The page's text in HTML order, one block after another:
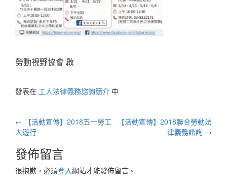
勞動視野協會 啟
發表在 工人法律義務諮詢簡介 中
文
章
導
航
列
← 【活動宣傳】2018五一勞工
大遊行
【活動宣傳】2018聯合勞動法
律義務諮詢 →
發佈留言
很抱歉，必須登入網站才能發佈留言。